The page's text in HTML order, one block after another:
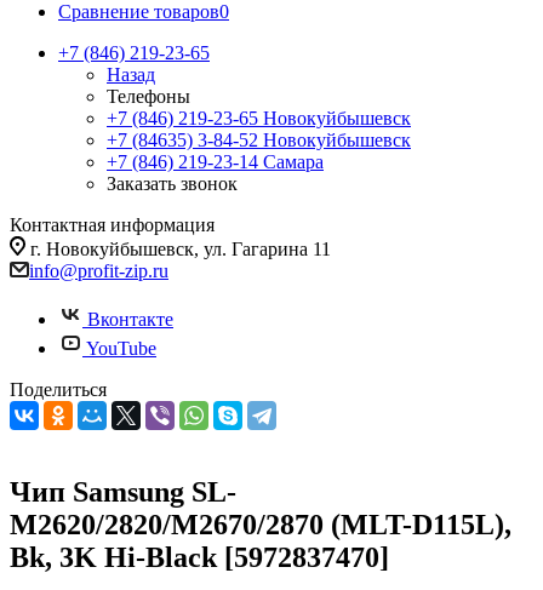
Сравнение товаров0
+7 (846) 219-23-65
Назад
Телефоны
+7 (846) 219-23-65 Новокуйбышевск
+7 (84635) 3-84-52 Новокуйбышевск
+7 (846) 219-23-14 Самара
Заказать звонок
Контактная информация
г. Новокуйбышевск, ул. Гагарина 11
info@profit-zip.ru
Вконтакте
YouTube
Поделиться
Чип Samsung SL-
M2620/2820/M2670/2870 (MLT-D115L),
Bk, 3K Hi-Black [5972837470]